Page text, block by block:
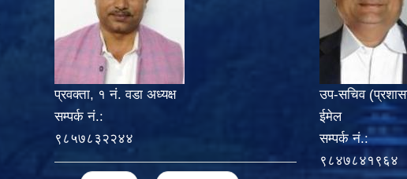
प्रवक्ता, १ नं. वडा अध्यक्ष
सम्पर्क नं.:
९८५७८३२२४४
उप-सचिव
ईमेल
सम्पर्क नं.:
९८४७८४१९६४